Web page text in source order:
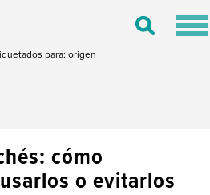
Toggle
para: origen
cómo
o evitarlos